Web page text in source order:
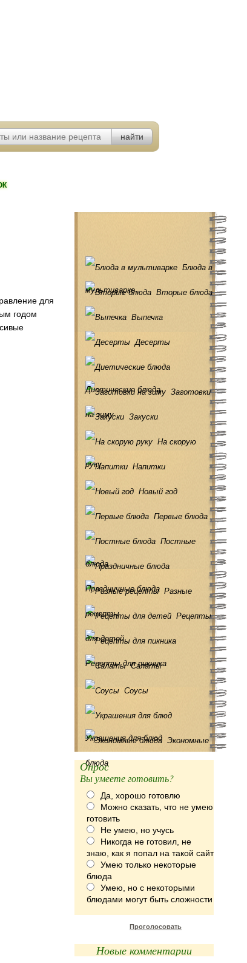
для
годом
Блюда в
мультиварке Вторые блюда
Выпечка
Десерты
Диетические блюда Заготовки
на зиму Закуски
На скорую
руку Напитки
Новый год
Первые блюда
Постные
блюда
Праздничные блюда Разные
рецепты Рецепты
для детей
Рецепты для пикника
Салаты
Соусы
Украшения для блюд Экономные
блюда
Опрос
Вы умеете готовить?
Да, хорошо готовлю
Можно сказать, что не умею
готовить
Не умею, но учусь
Никогда не готовил, не
знаю, как я попал на такой сайт
Умею только некоторые
блюда
Умею, но с некоторыми
блюдами могут быть сложности
Проголосовать
Новые комментарии